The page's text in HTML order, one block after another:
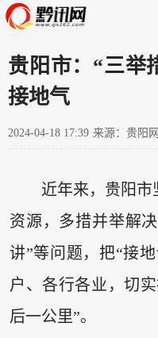
贵阳市：“三举
接地气
2024-04-18 17:39 来源：贵阳网
近年来，贵阳
资源，多措并举解
讲”等问题，把“接
户、各行各业，切
后一公里”。